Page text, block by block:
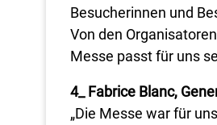
Besucherinnen und
Von den
Messe passt für uns
4_ Fabrice Blanc,
„Die Messe war für